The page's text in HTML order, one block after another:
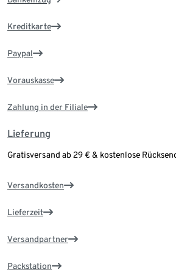
Kreditkarte
Paypal
Vorauskasse
Zahlung in der Filiale
Lieferung
Gratisversand ab 29 € & kostenlose
Versandkosten
Lieferzeit
Versandpartner
Packstation